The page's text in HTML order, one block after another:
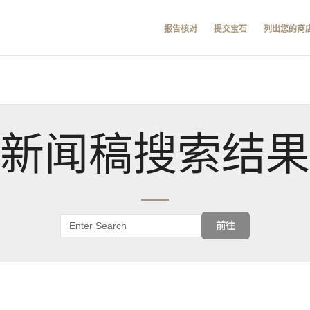
报告核对 提交宝石 列出您的商
新闻稿搜索结果
前往